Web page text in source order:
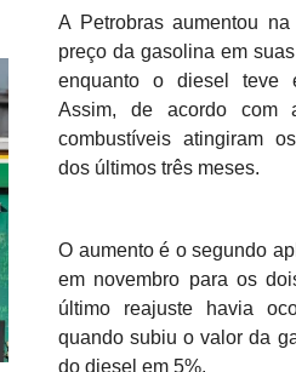
A Petrobras aumentou
preço da gasolina em
enquanto o diesel teve
Assim, de acordo com
combustíveis atingiram
dos últimos três meses.
O aumento é o segundo
em novembro para os
último reajuste havia
quando subiu o valor da
do diesel em 5%.